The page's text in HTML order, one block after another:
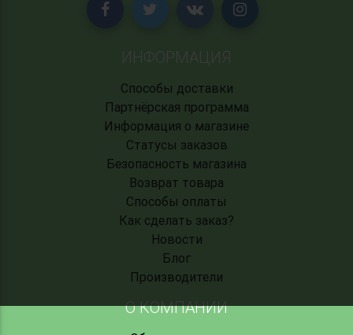
ИНФОРМАЦИЯ
Способы доставки
Партнёрская программа
Информация о магазине
Статусы заказов
Безопасность магазина
Возврат товара
Способы оплаты
Как сделать заказ?
Новости
Блог
Производители
О КОМПАНИИ